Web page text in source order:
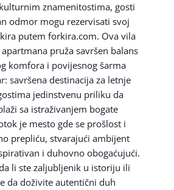
znamenitostima, gosti
odmor mogu rezervisati svoj
putem forkira.com. Ova vila
pruža savršen balans
komfora i povijesnog šarma
savršena destinacija za letnje
jedinstvenu priliku da
sa istraživanjem bogate
je mesto gde se prošlost i
prepliću, stvarajući ambijent
i duhovno obogaćujući.
li ste zaljubljenik u istoriju ili
da doživite autentični duh